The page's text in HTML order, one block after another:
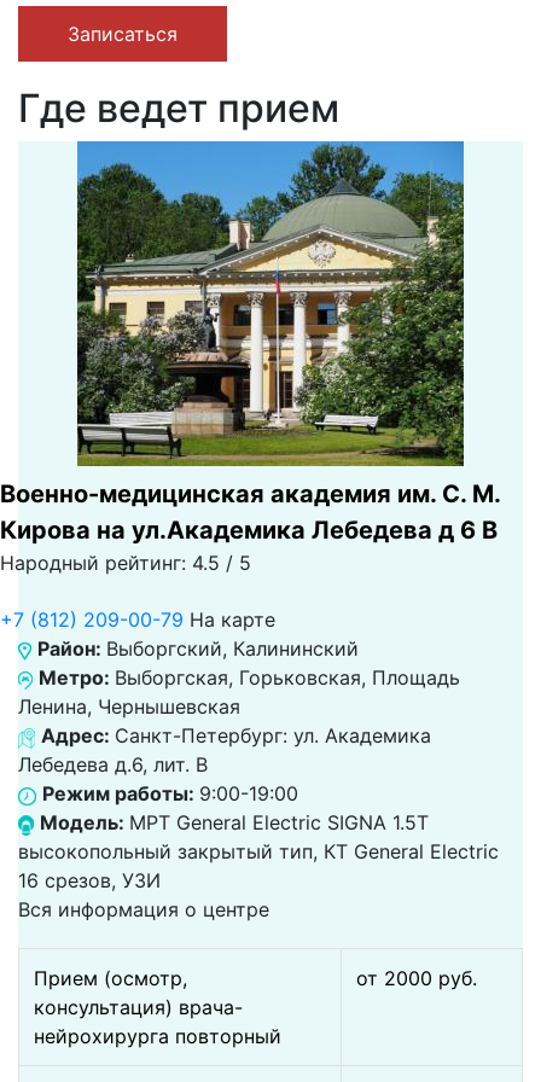
Записаться
Где ведет прием
Военно-медицинская академия им. С. М.
Кирова на ул.Академика Лебедева д 6 В
Народный рейтинг: 4.5 / 5
+7 (812) 209-00-79 На карте
Район: Выборгский, Калининский
Метро: Выборгская, Горьковская, Площадь
Ленина, Чернышевская
Адрес: Санкт-Петербург: ул. Академика
Лебедева д.6, лит. В
Режим работы: 9:00-19:00
Модель: МРТ General Electric SIGNA 1.5T
высокопольный закрытый тип, КТ General Electric
16 срезов, УЗИ
Вся информация о центре
Прием (осмотр,
консультация) врача-
нейрохирурга повторный
от 2000 pуб.